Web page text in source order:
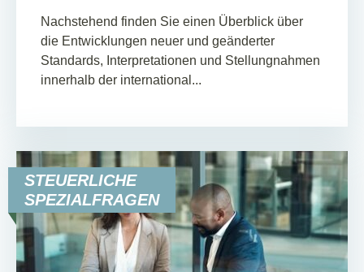
Nachstehend finden Sie einen Überblick über
die Entwicklungen neuer und geänderter
Standards, Interpretationen und Stellungnahmen
innerhalb der international...
STEUERLICHE
SPEZIALFRAGEN